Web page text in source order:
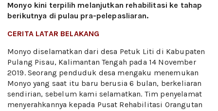
Monyo kini terpilih melanjutkan rehabilitasi ke tahap
berikutnya di pulau pra-pelepasliaran.
CERITA LATAR BELAKANG
Monyo diselamatkan dari desa Petuk Liti di Kabupaten
Pulang Pisau, Kalimantan Tengah pada 14 November
2019. Seorang penduduk desa mengaku menemukan
Monyo yang saat itu baru berusia 6 bulan, berkeliaran
sendirian, sebelum kami selamatkan. Tim penyelamat
menyerahkannya kepada Pusat Rehabilitasi Orangutan